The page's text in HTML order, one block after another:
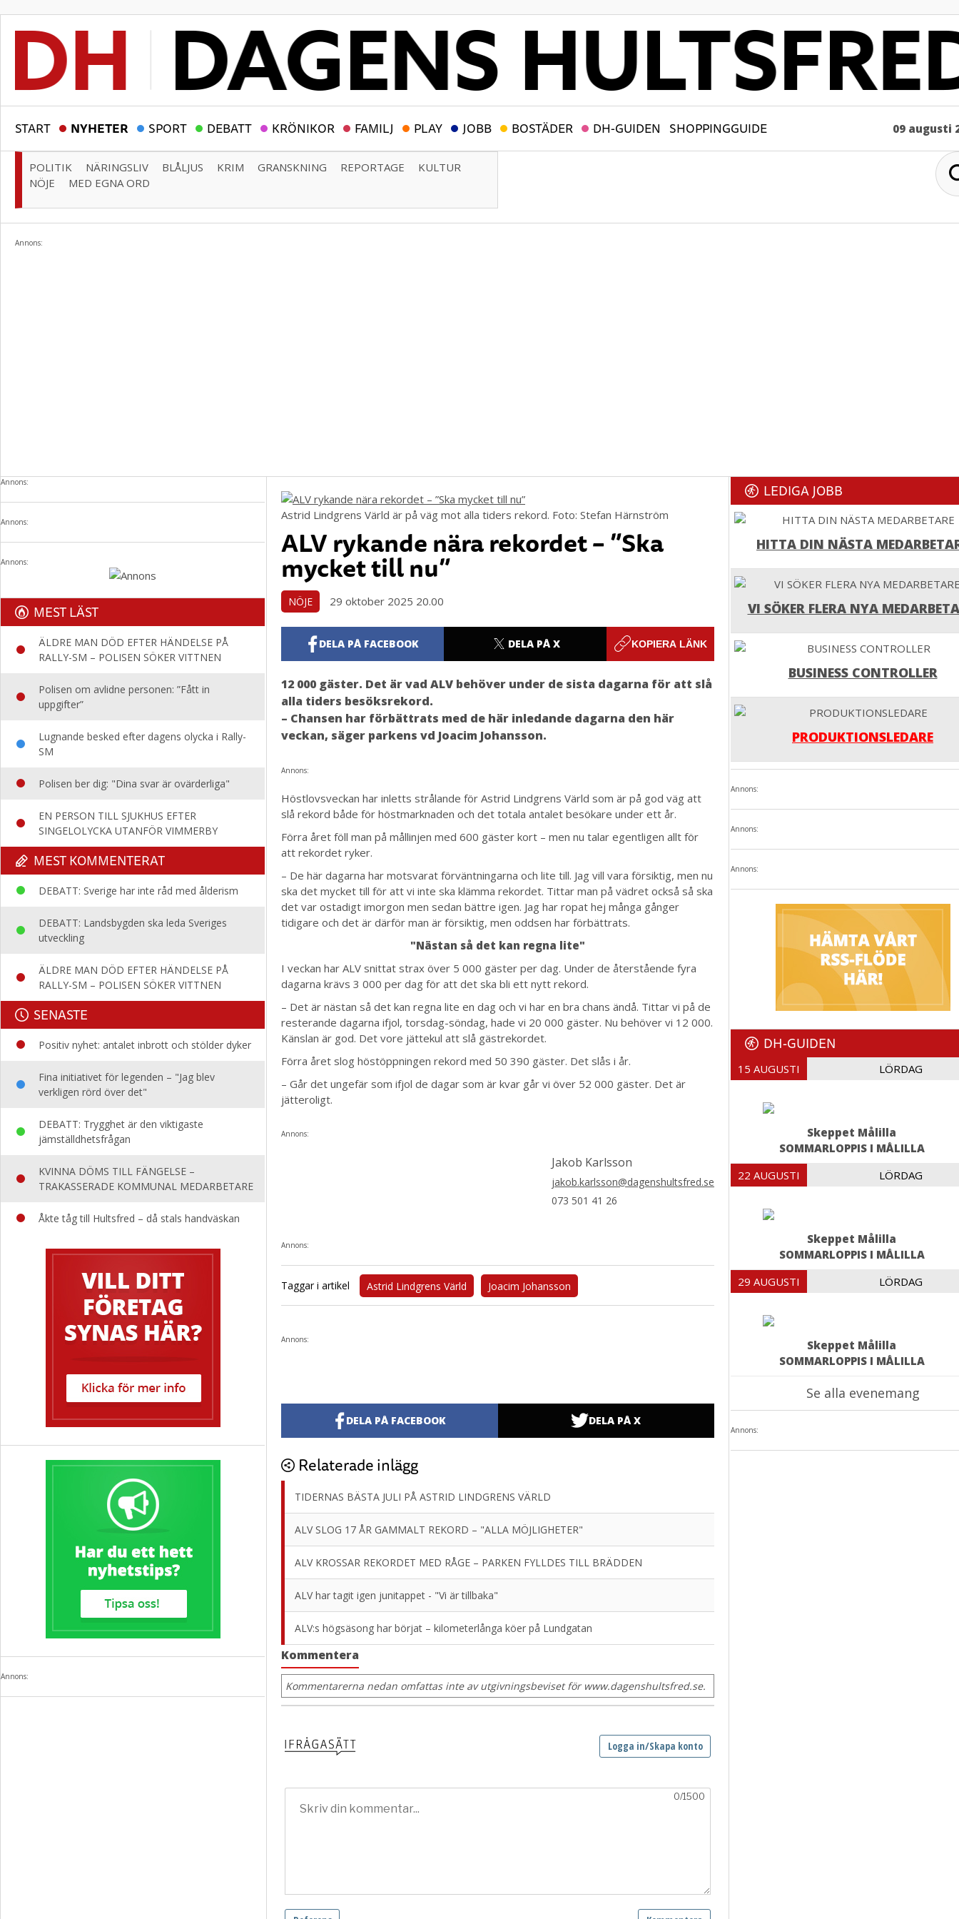
START NYHETER SPORT DEBATT KRÖNIKOR FAMILJ PLAY JOBB BOSTÄDER DH-GUIDEN SHOPPINGGUIDE 09 augusti
POLITIK NÄRINGSLIV BLÅLJUS KRIM GRANSKNING REPORTAGE
KULTUR
NÖJE
MED EGNA ORD
Annons:
Annons:
Annons:
Annons:
MEST LÄST
ÄLDRE MAN DÖD EFTER HÄNDELSE PÅ
RALLY-SM – POLISEN SÖKER VITTNEN
Polisen om avlidne personen: ”Fått in
uppgifter”
Lugnande besked efter dagens olycka i Rally-
SM
Polisen ber dig: "Dina svar är ovärderliga"
EN PERSON TILL SJUKHUS EFTER
SINGELOLYCKA UTANFÖR VIMMERBY
MEST KOMMENTERAT
DEBATT: Sverige har inte råd med ålderism
DEBATT: Landsbygden ska leda Sveriges
utveckling
ÄLDRE MAN DÖD EFTER HÄNDELSE PÅ
RALLY-SM – POLISEN SÖKER VITTNEN
SENASTE
Positiv nyhet: antalet inbrott och stölder dyker
Fina initiativet för legenden – "Jag blev
verkligen rörd över det"
DEBATT: Trygghet är den viktigaste
jämställdhetsfrågan
KVINNA DÖMS TILL FÄNGELSE –
TRAKASSERADE KOMMUNAL MEDARBETARE
Åkte tåg till Hultsfred – då stals handväskan
Annons:
Astrid Lindgrens Värld är på väg mot alla tiders rekord. Foto: Stefan Härnström
ALV rykande nära rekordet – ”Ska
mycket till nu”
NÖJE 29 oktober 2025 20.00
DELA PÅ FACEBOOK DELA PÅ X KOPIERA LÄNK
12 000 gäster. Det är vad ALV behöver under de sista dagarna för att slå
alla tiders besöksrekord.
– Chansen har förbättrats med de här inledande dagarna den här
veckan, säger parkens vd Joacim Johansson.
Annons:
Höstlovsveckan har inletts strålande för Astrid Lindgrens Värld som är på god väg att
slå rekord både för höstmarknaden och det totala antalet besökare under ett år.
Förra året föll man på mållinjen med 600 gäster kort – men nu talar egentligen allt för
att rekordet ryker.
– De här dagarna har motsvarat förväntningarna och lite till. Jag vill vara försiktig, men nu
ska det mycket till för att vi inte ska klämma rekordet. Tittar man på vädret också så ska
det var ostadigt imorgon men sedan bättre igen. Jag har ropat hej många gånger
tidigare och det är därför man är försiktig, men oddsen har förbättrats.
"Nästan så det kan regna lite"
I veckan har ALV snittat strax över 5 000 gäster per dag. Under de återstående fyra
dagarna krävs 3 000 per dag för att det ska bli ett nytt rekord.
– Det är nästan så det kan regna lite en dag och vi har en bra chans ändå. Tittar vi på de
resterande dagarna ifjol, torsdag-söndag, hade vi 20 000 gäster. Nu behöver vi 12 000.
Känslan är god. Det vore jättekul att slå gästrekordet.
Förra året slog höstöppningen rekord med 50 390 gäster. Det slås i år.
– Går det ungefär som ifjol de dagar som är kvar går vi över 52 000 gäster. Det är
jätteroligt.
Annons:
Jakob Karlsson
jakob.karlsson@dagenshultsfred.se
073 501 41 26
Annons:
Taggar i artikel Astrid Lindgrens Värld Joacim Johansson
Annons:
DELA PÅ FACEBOOK DELA PÅ X
Relaterade inlägg
TIDERNAS BÄSTA JULI PÅ ASTRID LINDGRENS VÄRLD
ALV SLOG 17 ÅR GAMMALT REKORD – "ALLA MÖJLIGHETER"
ALV KROSSAR REKORDET MED RÅGE – PARKEN FYLLDES TILL BRÄDDEN
ALV har tagit igen junitappet - "Vi är tillbaka"
ALV:s högsäsong har börjat – kilometerlånga köer på Lundgatan
Kommentera
Kommentarerna nedan omfattas inte av utgivningsbeviset för www.dagenshultsfred.se.
LEDIGA JOBB
HITTA DIN NÄSTA
VI SÖKER FLERA NYA
BUSINESS CONTROLLER
PRODUKTIONSLEDARE
Annons:
Annons:
Annons:
DH-GUIDEN
15 AUGUSTI LÖRDAG
Skeppet Målilla
SOMMARLOPPIS I MÅLILLA
22 AUGUSTI LÖRDAG
Skeppet Målilla
SOMMARLOPPIS I MÅLILLA
29 AUGUSTI LÖRDAG
Skeppet Målilla
SOMMARLOPPIS I MÅLILLA
Se alla evenemang
Annons: